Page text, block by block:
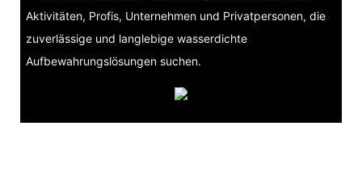
Aktivitäten, Profis, Unternehmen und Privatpersonen, die
zuverlässige und langlebige wasserdichte
Aufbewahrungslösungen suchen.